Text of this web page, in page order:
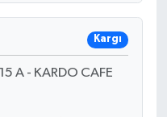
Kargı
A - KARDO CAFE